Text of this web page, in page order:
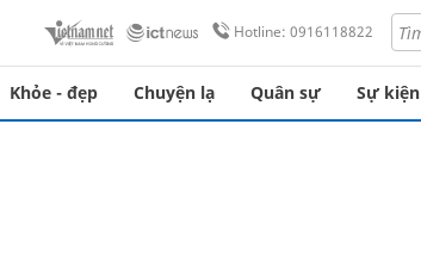
Hotline: 0916118822
Khỏe - đẹp Chuyện lạ Quân sự Sự kiện